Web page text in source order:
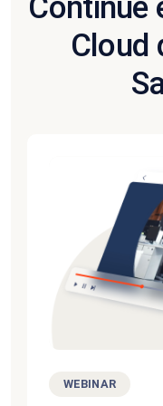
Continue
Cloud
WEBINAR